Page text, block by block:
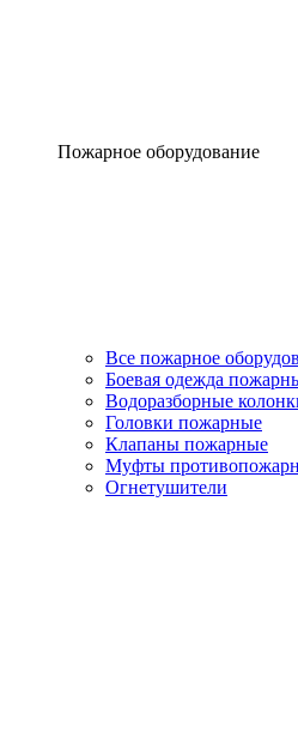
Пожарное оборудование
Все пожарное
Боевая одежда
Водоразборные
Головки пожарные
Клапаны пожарные
Муфты
Огнетушители